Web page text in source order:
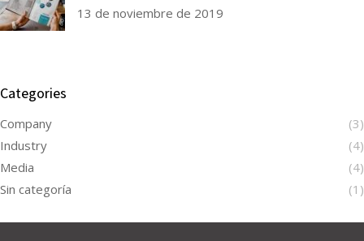
13 de noviembre de 2019
Categories
Company
(3)
Industry
(4)
Media
(4)
Sin categoría
(1)